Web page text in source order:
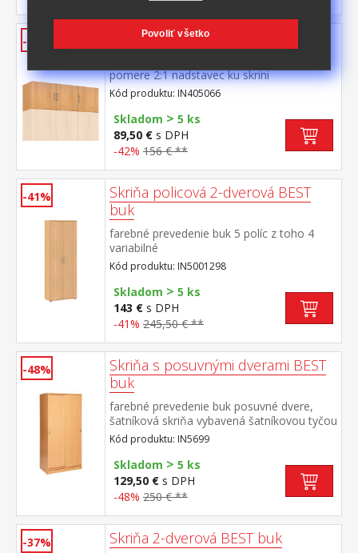
-42% Nadstavec 3-dverový BEST buk
pomere 2:1 nadstavec ku skrini
IN5066 nadstavec je súčasťou skrine a
nemožno ho zostaviť samostatne
Kód produktu: IN405066
Skladom > 5 ks
89,50 € s DPH
-42% 156 € **
-41%
Skriňa policová 2-dverová BEST
buk
farebné prevedenie buk 5 políc z toho 4
variabilné
Kód produktu: IN5001298
Skladom > 5 ks
143 € s DPH
-41% 245,50 € **
-48%
Skriňa s posuvnými dverami BEST
buk
farebné prevedenie buk posuvné dvere,
šatníková skriňa vybavená šatníkovou tyčou
a policou
Kód produktu: IN5699
Skladom > 5 ks
129,50 € s DPH
-48% 250 € **
-37% Skriňa 2-dverová BEST buk
Povoliť všetko